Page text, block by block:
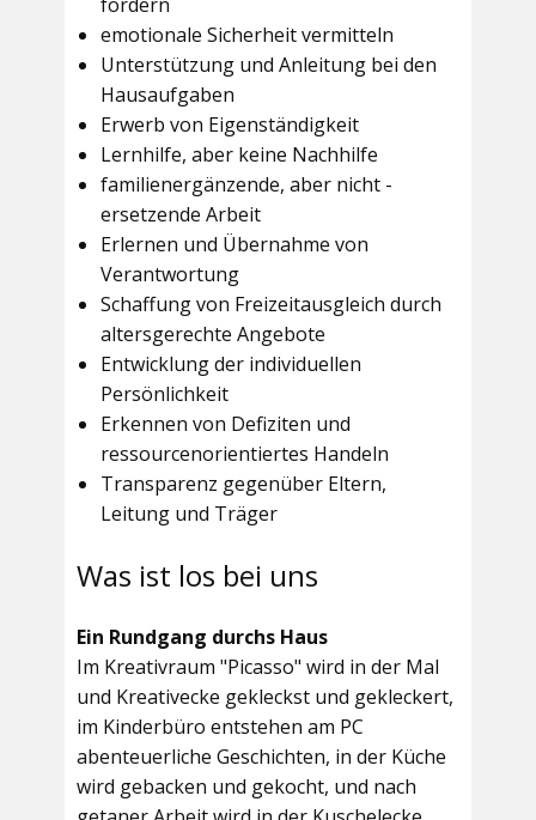
emotionale Sicherheit vermitteln
Unterstützung und Anleitung bei den
Hausaufgaben
Erwerb von Eigenständigkeit
Lernhilfe, aber keine Nachhilfe
familienergänzende, aber nicht -
ersetzende Arbeit
Erlernen und Übernahme von
Verantwortung
Schaffung von Freizeitausgleich durch
altersgerechte Angebote
Entwicklung der individuellen
Persönlichkeit
Erkennen von Defiziten und
ressourcenorientiertes Handeln
Transparenz gegenüber Eltern,
Leitung und Träger
Was ist los bei uns
Ein Rundgang durchs Haus
Im Kreativraum "Picasso" wird in der Mal
und Kreativecke gekleckst und gekleckert,
im Kinderbüro entstehen am PC
abenteuerliche Geschichten, in der Küche
wird gebacken und gekocht, und nach